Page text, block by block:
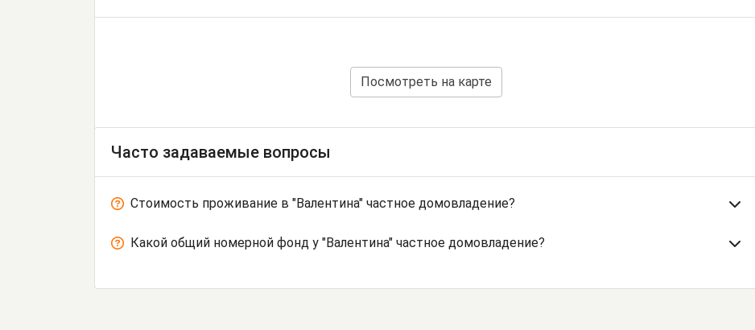
Посмотреть на карте
Часто задаваемые вопросы
Стоимость проживание в "Валентина" частное домовладение?
Какой общий номерной фонд у "Валентина" частное домовладение?